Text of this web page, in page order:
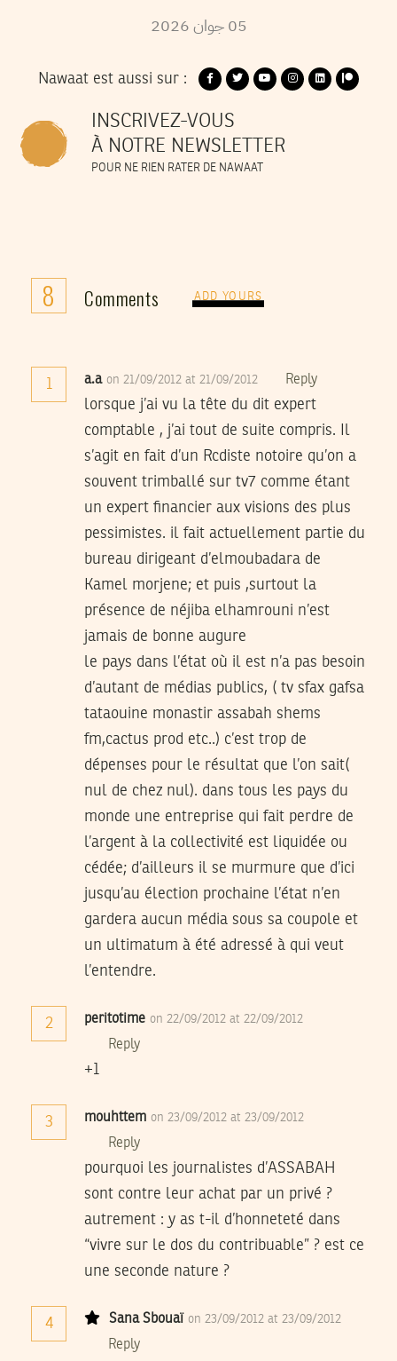
05 جوان2026
Nawaat est aussi sur :
INSCRIVEZ-VOUS
À NOTRE NEWSLETTER
POUR NE RIEN RATER DE NAWAAT
8 Comments ADD YOURS
1 a.a on 21/09/2012 at 21/09/2012 Reply
lorsque j’ai vu la tête du dit expert
comptable , j’ai tout de suite compris. Il
s’agit en fait d’un Rcdiste notoire qu’on a
souvent trimballé sur tv7 comme étant
un expert financier aux visions des plus
pessimistes. il fait actuellement partie du
bureau dirigeant d’elmoubadara de
Kamel morjene; et puis ,surtout la
présence de néjiba elhamrouni n’est
jamais de bonne augure
le pays dans l’état où il est n’a pas besoin
d’autant de médias publics, ( tv sfax gafsa
tataouine monastir assabah shems
fm,cactus prod etc..) c’est trop de
dépenses pour le résultat que l’on sait(
nul de chez nul). dans tous les pays du
monde une entreprise qui fait perdre de
l’argent à la collectivité est liquidée ou
cédée; d’ailleurs il se murmure que d’ici
jusqu’au élection prochaine l’état n’en
gardera aucun média sous sa coupole et
un ultimatum à été adressé à qui veut
l’entendre.
2 peritotime on 22/09/2012 at 22/09/2012
Reply
+1
3 mouhttem on 23/09/2012 at 23/09/2012
Reply
pourquoi les journalistes d’ASSABAH
sont contre leur achat par un privé ?
autrement : y as t-il d’honneteté dans
“vivre sur le dos du contribuable” ? est ce
une seconde nature ?
4 Sana Sbouaï on 23/09/2012 at 23/09/2012
Reply